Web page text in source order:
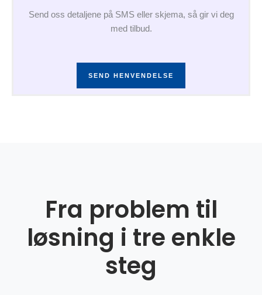
Send oss detaljene på SMS eller skjema, så gir vi deg
med tilbud.
SEND HENVENDELSE
Fra problem til
løsning i tre enkle
steg